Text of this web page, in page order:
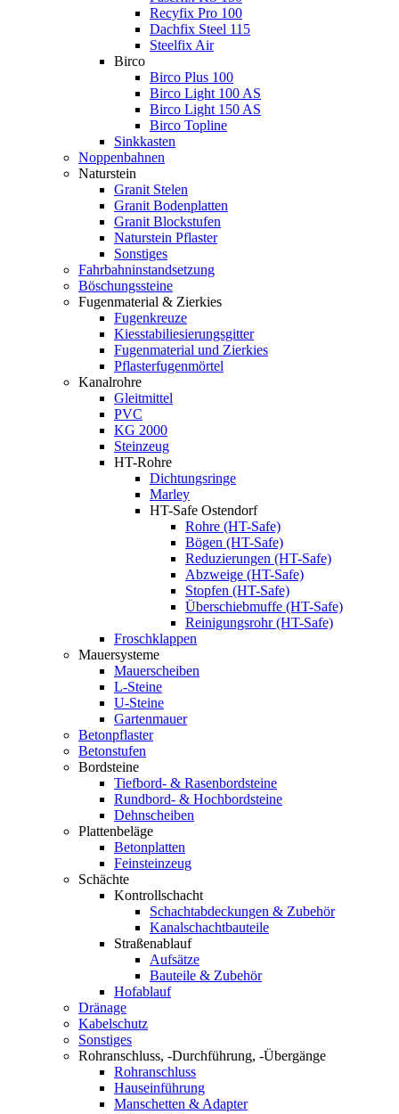
Recyfix Pro 100
Dachfix Steel 115
Steelfix Air
Birco
Birco Plus 100
Birco Light 100 AS
Birco Light 150 AS
Birco Topline
Sinkkasten
Noppenbahnen
Naturstein
Granit Stelen
Granit Bodenplatten
Granit Blockstufen
Naturstein Pflaster
Sonstiges
Fahrbahninstandsetzung
Böschungssteine
Fugenmaterial & Zierkies
Fugenkreuze
Kiesstabiliesierungsgitter
Fugenmaterial und Zierkies
Pflasterfugenmörtel
Kanalrohre
Gleitmittel
PVC
KG 2000
Steinzeug
HT-Rohre
Dichtungsringe
Marley
HT-Safe Ostendorf
Rohre (HT-Safe)
Bögen (HT-Safe)
Reduzierungen (HT-Safe)
Abzweige (HT-Safe)
Stopfen (HT-Safe)
Überschiebmuffe (HT-Safe)
Reinigungsrohr (HT-Safe)
Froschklappen
Mauersysteme
Mauerscheiben
L-Steine
U-Steine
Gartenmauer
Betonpflaster
Betonstufen
Bordsteine
Tiefbord- & Rasenbordsteine
Rundbord- & Hochbordsteine
Dehnscheiben
Plattenbeläge
Betonplatten
Feinsteinzeug
Schächte
Kontrollschacht
Schachtabdeckungen & Zubehör
Kanalschachtbauteile
Straßenablauf
Aufsätze
Bauteile & Zubehör
Hofablauf
Dränage
Kabelschutz
Sonstiges
Rohranschluss, -Durchführung, -Übergänge
Rohranschluss
Hauseinführung
Manschetten & Adapter